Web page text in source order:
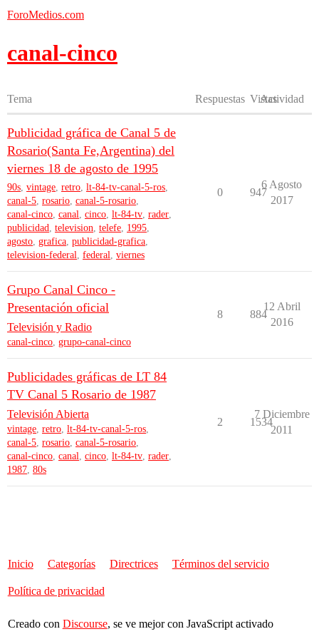
ForoMedios.com
canal-cinco
Tema Respuestas Vistas
Actividad
Publicidad gráfica de Canal 5 de
Rosario(Santa Fe,Argentina) del
viernes 18 de agosto de 1995
90s, vintage, retro, lt-84-tv-canal-5-ros,
canal-5, rosario, canal-5-rosario,
canal-cinco, canal, cinco, lt-84-tv, rader,
publicidad, television, telefe, 1995,
agosto, grafica, publicidad-grafica,
television-federal, federal, viernes
0 947
6 Agosto
2017
Grupo Canal Cinco -
Presentación oficial
Televisión y Radio
canal-cinco, grupo-canal-cinco
8 884
12 Abril
2016
Publicidades gráficas de LT 84
TV Canal 5 Rosario de 1987
Televisión Abierta
vintage, retro, lt-84-tv-canal-5-ros,
canal-5, rosario, canal-5-rosario,
canal-cinco, canal, cinco, lt-84-tv, rader,
1987, 80s
2 1534
7 Diciembre
2011
Inicio Categorías Directrices Términos del servicio
Política de privacidad
Creado con Discourse, se ve mejor con JavaScript activado